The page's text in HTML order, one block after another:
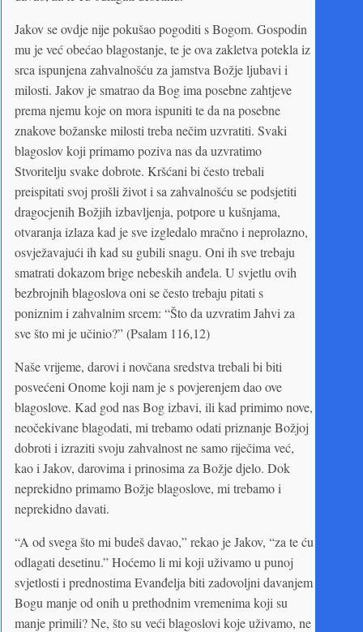
Jakov se ovdje nije pokušao pogoditi s Bogom. Gospodin
mu je već obećao blagostanje, te je ova zakletva potekla iz
srca ispunjena zahvalnošću za jamstva Božje ljubavi i
milosti. Jakov je smatrao da Bog ima posebne zahtjeve
prema njemu koje on mora ispuniti te da na posebne
znakove božanske milosti treba nečim uzvratiti. Svaki
blagoslov koji primamo poziva nas da uzvratimo
Stvoritelju svake dobrote. Kršćani bi često trebali
preispitati svoj prošli život i sa zahvalnošću se podsjetiti
dragocjenih Božjih izbavljenja, potpore u kušnjama,
otvaranja izlaza kad je sve izgledalo mračno i neprolazno,
osvježavajući ih kad su gubili snagu. Oni ih sve trebaju
smatrati dokazom brige nebeskih anđela. U svjetlu ovih
bezbrojnih blagoslova oni se često trebaju pitati s
poniznim i zahvalnim srcem: “Što da uzvratim Jahvi za
sve što mi je učinio?” (Psalam 116,12)
Naše vrijeme, darovi i novčana sredstva trebali bi biti
posvećeni Onome koji nam je s povjerenjem dao ove
blagoslove. Kad god nas Bog izbavi, ili kad primimo nove,
neočekivane blagodati, mi trebamo odati priznanje Božjoj
dobroti i izraziti svoju zahvalnost ne samo riječima već,
kao i Jakov, darovima i prinosima za Božje djelo. Dok
neprekidno primamo Božje blagoslove, mi trebamo i
neprekidno davati.
“A od svega što mi budeš davao,” rekao je Jakov, “za te ću
odlagati desetinu.” Hoćemo li mi koji uživamo u punoj
svjetlosti i prednostima Evanđelja biti zadovoljni davanjem
Bogu manje od onih u prethodnim vremenima koji su
manje primili? Ne, što su veći blagoslovi koje uživamo, ne